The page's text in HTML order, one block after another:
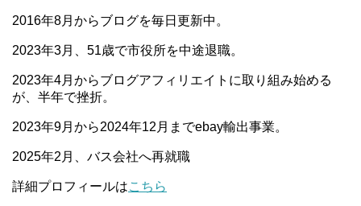
2016年8月からブログを毎日更新中。
2023年3月、51歳で市役所を中途退職。
2023年4月からブログアフィリエイトに取り組み始める
が、半年で挫折。
2023年9月から2024年12月までebay輸出事業。
2025年2月、バス会社へ再就職
詳細プロフィールはこちら